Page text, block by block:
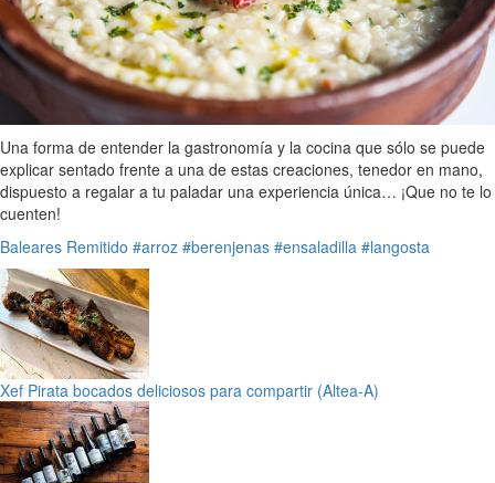
Una forma de entender la gastronomía y la cocina que sólo se puede
explicar sentado frente a una de estas creaciones, tenedor en mano,
dispuesto a regalar a tu paladar una experiencia única… ¡Que no te lo
cuenten!
Baleares Remitido #arroz #berenjenas #ensaladilla #langosta
Xef Pirata bocados deliciosos para compartir (Altea-A)